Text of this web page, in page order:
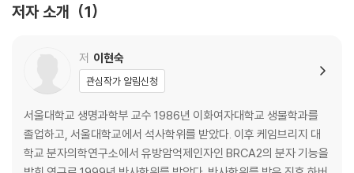
인류 역사와 함께한 암의 역사
암세포가 탄생하는 최초의 사건들
암을 만드는 유전자, 암을 막는 유전자
Q/A 묻고 답하기
3부 생체 시계를 되돌리는 텔로미어로 살아남기
늙는다는 것의 진짜 의미
저자 소개 1
저 이현숙
관심작가 알림신청
서울대학교 생명과학부 교수 1986년 이화여자대학교 생물학과를
졸업하고, 서울대학교에서 석사학위를 받았다. 이후 케임브리지 대
학교 분자의학연구소에서 유방암억제인자인 BRCA2의 분자 기능을